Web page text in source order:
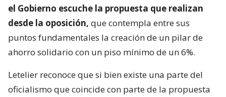
el Gobierno escuche la propuesta que realizan
desde la oposición, que contempla entre sus
puntos fundamentales la creación de un pilar de
ahorro solidario con un piso mínimo de un 6%.
Letelier reconoce que si bien existe una parte del
oficialismo que coincide con parte de la propuesta